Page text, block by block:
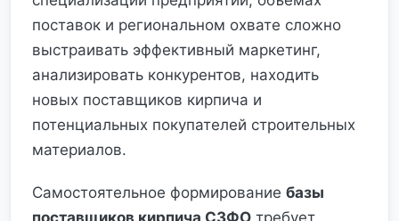
поставок и региональном охвате сложно
выстраивать эффективный маркетинг,
анализировать конкурентов, находить
новых поставщиков кирпича и
потенциальных покупателей строительных
материалов.
Самостоятельное формирование базы
поставщиков кирпича СЗФО требует